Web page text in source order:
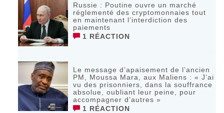
Russie : Poutine ouvre un marché
réglementé des cryptomonnaies tout
en maintenant l’interdiction des
paiements
1 RÉACTION
Le message d’apaisement de l’ancien
PM, Moussa Mara, aux Maliens : « J’ai
vu des prisonniers, dans la souffrance
absolue, oubliant leur peine, pour
accompagner d’autres »
1 RÉACTION